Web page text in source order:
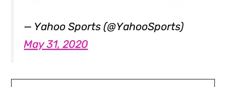
— Yahoo Sports (@YahooSports)
May 31, 2020